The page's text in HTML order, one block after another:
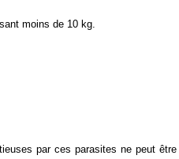
moins de 10 kg.
par ces parasites ne peut